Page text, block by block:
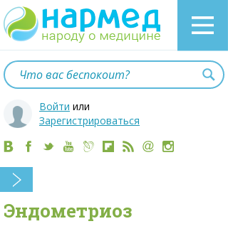
Войти или
Зарегистрироваться
Эндометриоз